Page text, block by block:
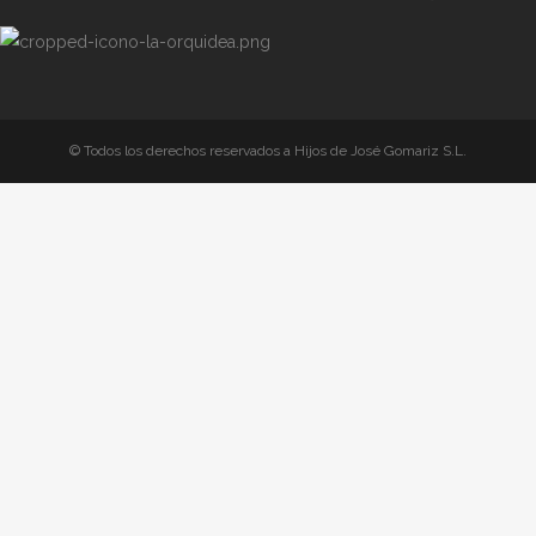
© Todos los derechos reservados a Hijos de José Gomariz S.L.